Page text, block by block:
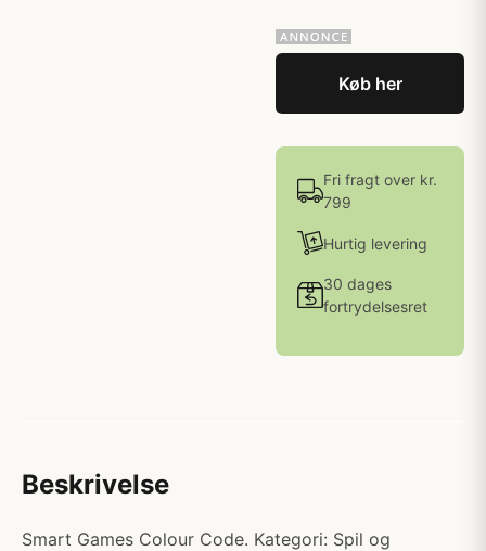
Køb her
Fri fragt over kr.
799
Hurtig levering
30 dages
fortrydelsesret
Beskrivelse
Smart Games Colour Code. Kategori: Spil og